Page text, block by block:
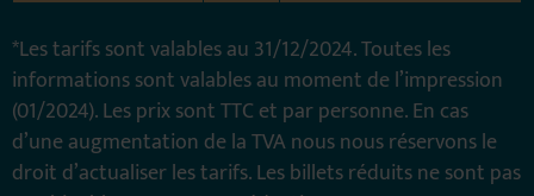
*Les tarifs sont valables au 31/12/2024. Toutes les
informations sont valables au moment de l’impression
(01/2024). Les prix sont TTC et par personne. En cas
d’une augmentation de la TVA nous nous réservons le
droit d’actualiser les tarifs. Les billets réduits ne sont pas